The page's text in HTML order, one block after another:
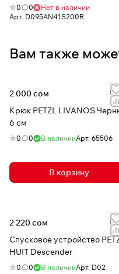
0 0
Нет в наличии
Арт. D095AN41S200R
Вам также
2 000 сом
Крюк PETZL LIVANOS
6 см
0 0 В наличииАрт. 65506
В корзину
2 220 сом
Спусковое устройство
HUIT Descender
0 0 В наличииАрт. D02